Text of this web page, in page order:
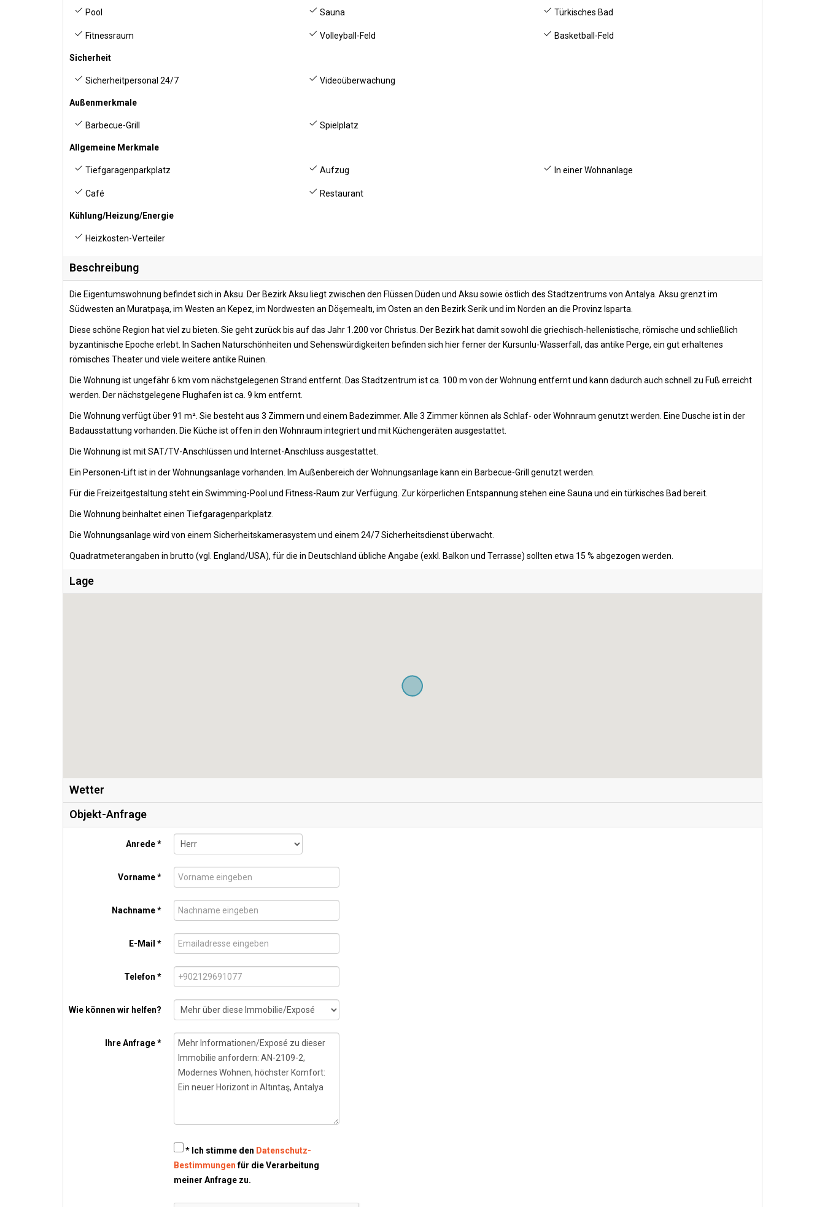
Pool Sauna Türkisches Bad
Fitnessraum Volleyball-Feld Basketball-Feld
Sicherheit
Sicherheitpersonal 24/7 Videoüberwachung
Außenmerkmale
Barbecue-Grill Spielplatz
Allgemeine Merkmale
Tiefgaragenparkplatz Aufzug In einer Wohnanlage
Café Restaurant
Kühlung/Heizung/Energie
Heizkosten-Verteiler
Beschreibung
Die Eigentumswohnung befindet sich in Aksu. Der Bezirk Aksu liegt zwischen den Flüssen Düden und Aksu sowie östlich des Stadtzentrums von Antalya. Aksu grenzt im
Südwesten an Muratpaşa, im Westen an Kepez, im Nordwesten an Döşemealtı, im Osten an den Bezirk Serik und im Norden an die Provinz Isparta.
Diese schöne Region hat viel zu bieten. Sie geht zurück bis auf das Jahr 1.200 vor Christus. Der Bezirk hat damit sowohl die griechisch-hellenistische, römische und schließlich
byzantinische Epoche erlebt. In Sachen Naturschönheiten und Sehenswürdigkeiten befinden sich hier ferner der Kursunlu-Wasserfall, das antike Perge, ein gut erhaltenes
römisches Theater und viele weitere antike Ruinen.
Die Wohnung ist ungefähr 6 km vom nächstgelegenen Strand entfernt. Das Stadtzentrum ist ca. 100 m von der Wohnung entfernt und kann dadurch auch schnell zu Fuß erreicht
werden. Der nächstgelegene Flughafen ist ca. 9 km entfernt.
Die Wohnung verfügt über 91 m². Sie besteht aus 3 Zimmern und einem Badezimmer. Alle 3 Zimmer können als Schlaf- oder Wohnraum genutzt werden. Eine Dusche ist in der
Badausstattung vorhanden. Die Küche ist offen in den Wohnraum integriert und mit Küchengeräten ausgestattet.
Die Wohnung ist mit SAT/TV-Anschlüssen und Internet-Anschluss ausgestattet.
Ein Personen-Lift ist in der Wohnungsanlage vorhanden. Im Außenbereich der Wohnungsanlage kann ein Barbecue-Grill genutzt werden.
Für die Freizeitgestaltung steht ein Swimming-Pool und Fitness-Raum zur Verfügung. Zur körperlichen Entspannung stehen eine Sauna und ein türkisches Bad bereit.
Die Wohnung beinhaltet einen Tiefgaragenparkplatz.
Die Wohnungsanlage wird von einem Sicherheitskamerasystem und einem 24/7 Sicherheitsdienst überwacht.
Quadratmeterangaben in brutto (vgl. England/USA), für die in Deutschland übliche Angabe (exkl. Balkon und Terrasse) sollten etwa 15 % abgezogen werden.
Lage
Wetter
Objekt-Anfrage
Anrede *
Vorname *
Nachname *
E-Mail *
Telefon *
Wie können wir helfen?
Ihre Anfrage *
* Ich stimme den Datenschutz-
Bestimmungenfür die Verarbeitung
meiner Anfrage zu.